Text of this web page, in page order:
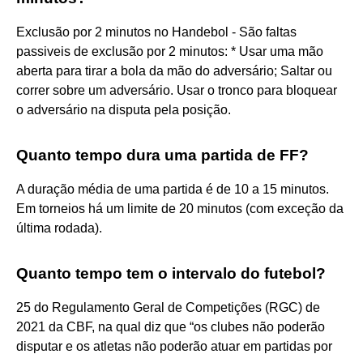
Exclusão por 2 minutos no Handebol - São faltas
passiveis de exclusão por 2 minutos: * Usar uma mão
aberta para tirar a bola da mão do adversário; Saltar ou
correr sobre um adversário. Usar o tronco para bloquear
o adversário na disputa pela posição.
Quanto tempo dura uma partida de FF?
A duração média de uma partida é de 10 a 15 minutos.
Em torneios há um limite de 20 minutos (com exceção da
última rodada).
Quanto tempo tem o intervalo do futebol?
25 do Regulamento Geral de Competições (RGC) de
2021 da CBF, na qual diz que “os clubes não poderão
disputar e os atletas não poderão atuar em partidas por